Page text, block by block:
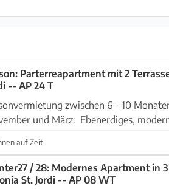
Parterreapartment mit 2
-- AP 24 T
zwischen 6 - 10
März: Ebenerdiges, modernes Parterreapartment mit 2 Terrassen
auf Zeit
/ 28: Modernes Apartment in
St. Jordi -- AP 08 WT